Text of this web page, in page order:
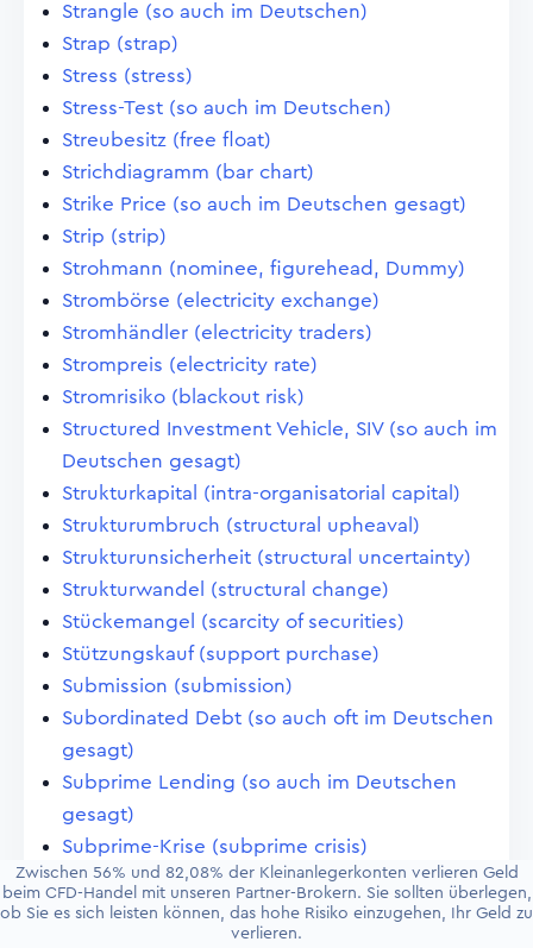
Strangle (so auch im Deutschen)
Strap (strap)
Stress (stress)
Stress-Test (so auch im Deutschen)
Streubesitz (free float)
Strichdiagramm (bar chart)
Strike Price (so auch im Deutschen gesagt)
Strip (strip)
Strohmann (nominee, figurehead, Dummy)
Strombörse (electricity exchange)
Stromhändler (electricity traders)
Strompreis (electricity rate)
Stromrisiko (blackout risk)
Structured Investment Vehicle, SIV (so auch im
Deutschen gesagt)
Strukturkapital (intra-organisatorial capital)
Strukturumbruch (structural upheaval)
Strukturunsicherheit (structural uncertainty)
Strukturwandel (structural change)
Stückemangel (scarcity of securities)
Stützungskauf (support purchase)
Submission (submission)
Subordinated Debt (so auch oft im Deutschen
gesagt)
Subprime Lending (so auch im Deutschen
gesagt)
Subprime-Krise (subprime crisis)
Subsidiaritätsprinzip (principle of subsidiarity)
Subskription (subscription)
Substance-over-Form-Grundsatz (so auch
Zwischen 56% und 82,08% der Kleinanlegerkonten verlieren Geld
beim CFD-Handel mit unseren Partner-Brokern. Sie sollten überlegen,
ob Sie es sich leisten können, das hohe Risiko einzugehen, Ihr Geld zu
verlieren.